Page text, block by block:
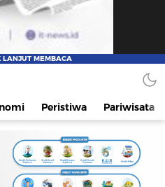
dan Terpercaya
Peristiwa Pariwisata